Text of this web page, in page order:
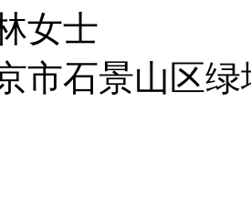
女士
市石景山区